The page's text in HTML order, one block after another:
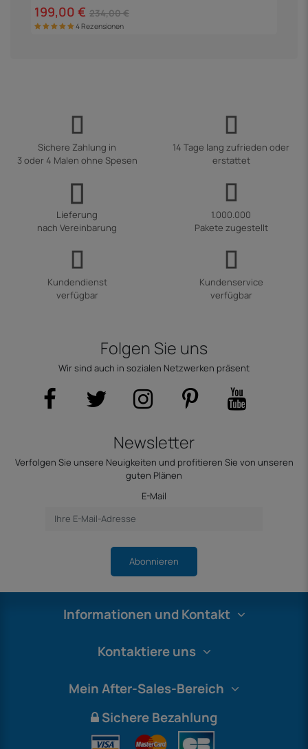
199,00 € 234,00 €
4 Rezensionen
Sichere Zahlung in
3 oder 4 Malen ohne Spesen
14 Tage lang zufrieden oder
erstattet
Lieferung
nach Vereinbarung
1.000.000
Pakete zugestellt
Kundendienst
verfügbar
Kundenservice
verfügbar
Folgen Sie uns
Wir sind auch in sozialen Netzwerken präsent
Newsletter
Verfolgen Sie unsere Neuigkeiten und profitieren Sie von unseren
guten Plänen
E-Mail
Abonnieren
Informationen und Kontakt
Kontaktiere uns
Mein After-Sales-Bereich
Sichere Bezahlung